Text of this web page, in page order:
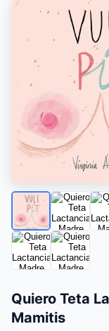
Quiero Teta
Mamitis